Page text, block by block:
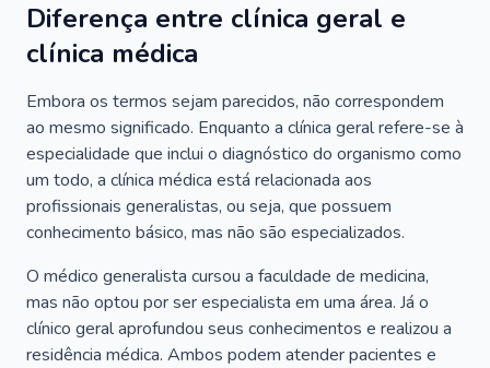
Diferença entre clínica geral e
clínica médica
Embora os termos sejam parecidos, não correspondem
ao mesmo significado. Enquanto a clínica geral refere-se à
especialidade que inclui o diagnóstico do organismo como
um todo, a clínica médica está relacionada aos
profissionais generalistas, ou seja, que possuem
conhecimento básico, mas não são especializados.
O médico generalista cursou a faculdade de medicina,
mas não optou por ser especialista em uma área. Já o
clínico geral aprofundou seus conhecimentos e realizou a
residência médica. Ambos podem atender pacientes e